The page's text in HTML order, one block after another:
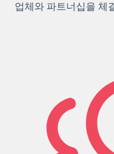
업체와 파트너십을 체